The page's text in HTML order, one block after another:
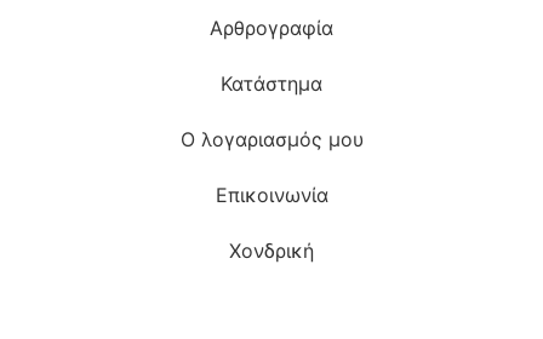
Αρθρογραφία
Κατάστημα
Ο λογαριασμός μου
Επικοινωνία
Χονδρική